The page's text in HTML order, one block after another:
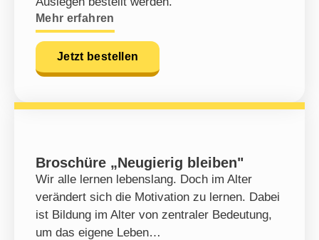
Mehr erfahren
Jetzt bestellen
Broschüre „Neugierig bleiben"
Wir alle lernen lebenslang. Doch im Alter
verändert sich die Motivation zu lernen. Dabei
ist Bildung im Alter von zentraler Bedeutung,
um das eigene Leben…